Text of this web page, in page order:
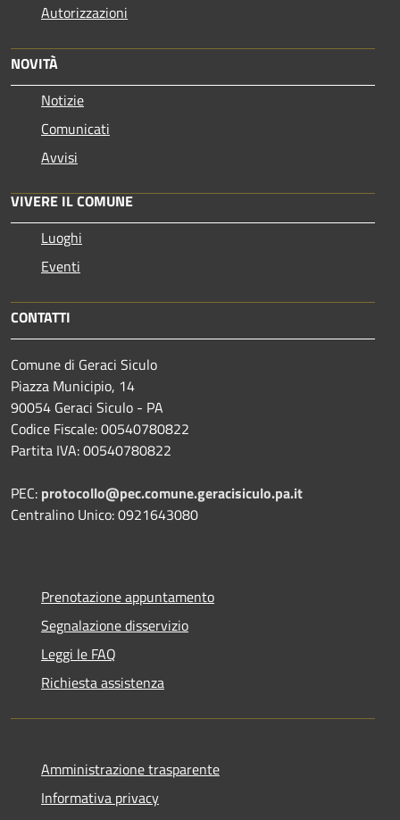
Autorizzazioni
NOVITÀ
Notizie
Comunicati
Avvisi
VIVERE IL COMUNE
Luoghi
Eventi
CONTATTI
Comune di Geraci Siculo
Piazza Municipio, 14
90054 Geraci Siculo - PA
Codice Fiscale: 00540780822
Partita IVA: 00540780822
PEC: protocollo@pec.comune.geracisiculo.pa.it
Centralino Unico: 0921643080
Prenotazione appuntamento
Segnalazione disservizio
Leggi le FAQ
Richiesta assistenza
Amministrazione trasparente
Informativa privacy